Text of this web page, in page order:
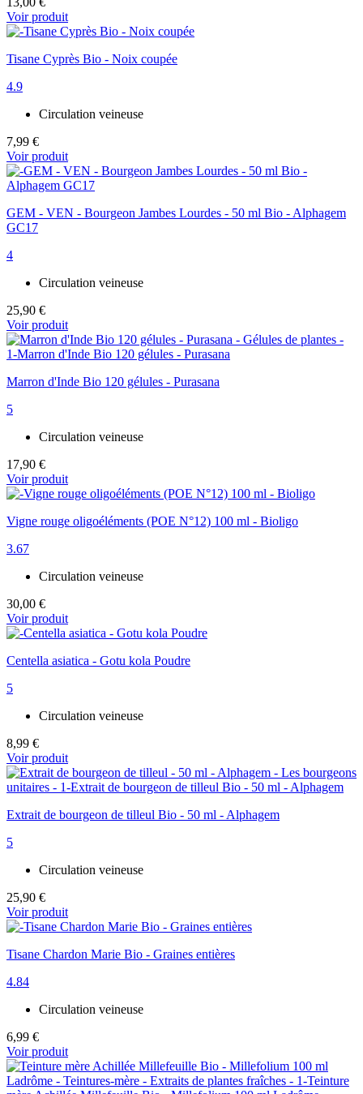
Voir produit
Tisane Cyprès Bio - Noix coupée
4.9
Circulation veineuse
7,99 €
Voir produit
GEM - VEN - Bourgeon Jambes Lourdes - 50 ml Bio - Alphagem
GC17
4
Circulation veineuse
25,90 €
Voir produit
Marron d'Inde Bio 120 gélules - Purasana
5
Circulation veineuse
17,90 €
Voir produit
Vigne rouge oligoéléments (POE N°12) 100 ml - Bioligo
3.67
Circulation veineuse
30,00 €
Voir produit
Centella asiatica - Gotu kola Poudre
5
Circulation veineuse
8,99 €
Voir produit
Extrait de bourgeon de tilleul Bio - 50 ml - Alphagem
5
Circulation veineuse
25,90 €
Voir produit
Tisane Chardon Marie Bio - Graines entières
4.84
Circulation veineuse
6,99 €
Voir produit